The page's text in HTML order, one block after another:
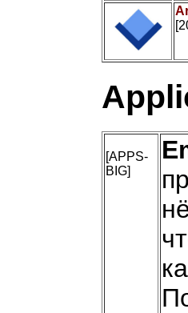
[APPS-
BIG]